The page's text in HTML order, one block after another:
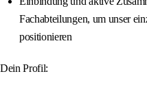
Fachabteilungen, um unser
positionieren
Dein Profil: